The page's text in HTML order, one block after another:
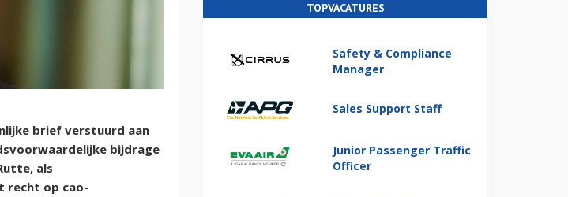
brief verstuurd aan
bijdrage
als
recht op cao-
TOPVACATURES
Safety & Compliance
Manager
Sales Support Staff
Junior Passenger Traffic
Officer